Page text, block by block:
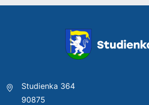
Studienka 364
90875